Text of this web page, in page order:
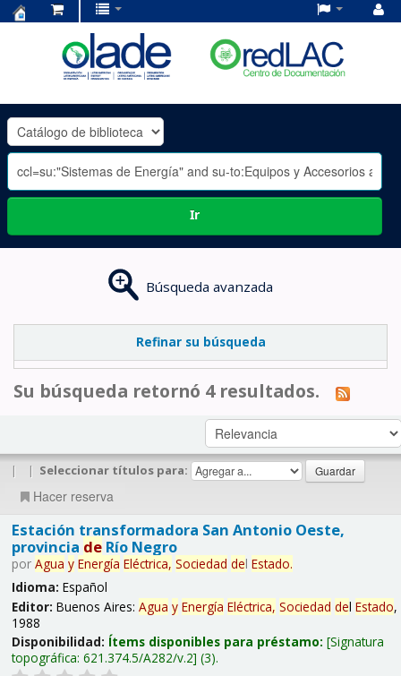
OLADE
-
Ir
Búsqueda avanzada
Refinar su búsqueda
Su búsqueda retornó 4 resultados.
| | Seleccionar títulos para:
Hacer reserva
Estación transformadora San Antonio Oeste,
provincia deRío Negro
por Agua y Energía Eléctrica, Sociedad del Estado.
Idioma: Español
Editor: Buenos Aires: Agua y Energía Eléctrica, Sociedad del Estado,
1988
Disponibilidad: Ítems disponibles para préstamo: Signatura
topográfica: 621.374.5/A282/v.2 (3).